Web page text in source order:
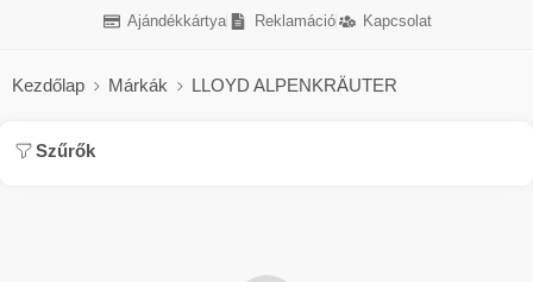
Ajándékkártya Reklamáció Kapcsolat
Kezdőlap Márkák LLOYD ALPENKRÄUTER
Szűrők